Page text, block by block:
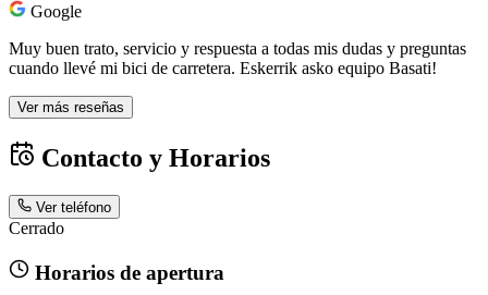
Google
Muy buen trato, servicio y respuesta a todas mis dudas y preguntas
cuando llevé mi bici de carretera. Eskerrik asko equipo Basati!
Ver más reseñas
Contacto y Horarios
Ver teléfono
Cerrado
Horarios de apertura